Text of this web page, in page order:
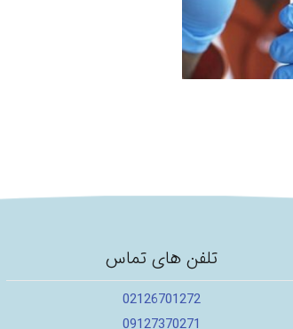
تلفن های تماس
02126701272
09127370271